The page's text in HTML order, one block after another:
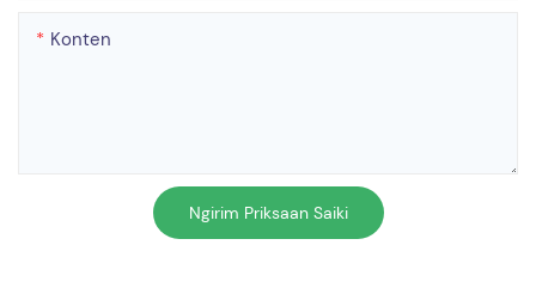
Konten
Ngirim Priksaan Saiki